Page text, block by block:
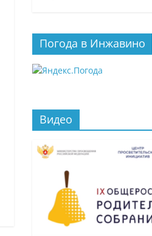
Погода в Инжавино
Видео